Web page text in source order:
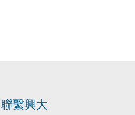
聯繫興大